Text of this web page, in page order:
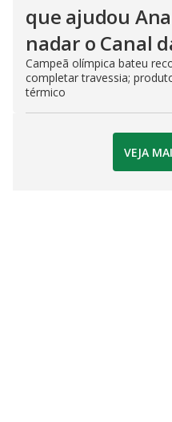
que ajudou
nadar o Canal
Campeã olímpica bateu
completar travessia;
térmico
VEJA